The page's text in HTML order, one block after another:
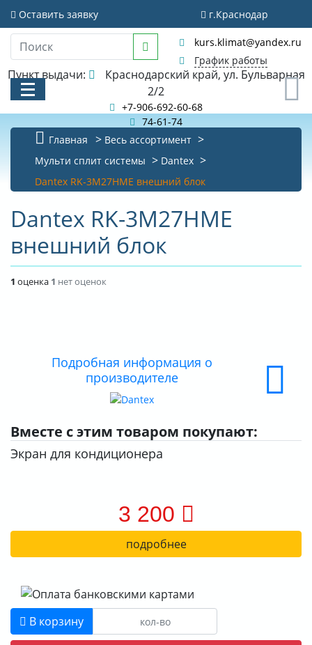
Оставить заявку г.Краснодар
kurs.klimat@yandex.ru
График работы
Пункт выдачи:
2/2
+7-906-692-60-68
74-61-74
КАТАЛОГ
АКЦИИ И РАСПРОДАЖИ
БИБЛИОТЕКА
НОВОСТИ
ОПЛАТА
Главная
Весь ассортимент
Мульти сплит системы
Dantex
Dantex RK-3M27HME внешний блок
Dantex RK-3M27HME
внешний блок
1 оценка 1 нет оценок
Подробная информация о
производителе
Вместе с этим товаром покупают:
Экран для кондиционера
3 200
подробнее
В корзину